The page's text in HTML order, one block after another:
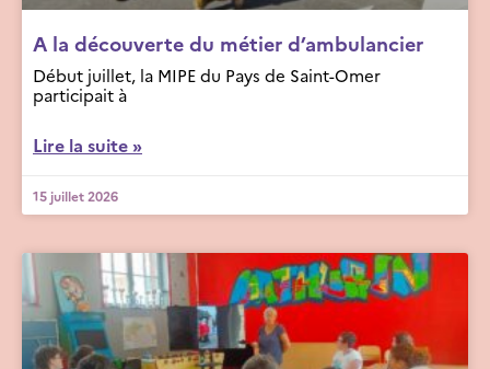
A la découverte du métier d’ambulancier
Début juillet, la MIPE du Pays de Saint-Omer
participait à
Lire la suite »
15 juillet 2026